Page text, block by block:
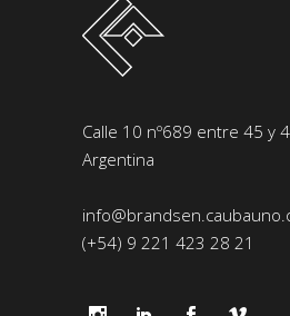
Calle 10 nº689 entre 45 y
Argentina
(+54) 9 221 423 28 21